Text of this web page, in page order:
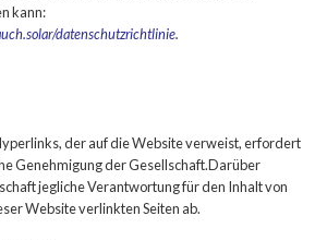
kann:
datenschutzrichtlinie.
der auf die Website verweist, erfordert
Genehmigung der Gesellschaft.Darüber
jegliche Verantwortung für den Inhalt von
Website verlinkten Seiten ab.